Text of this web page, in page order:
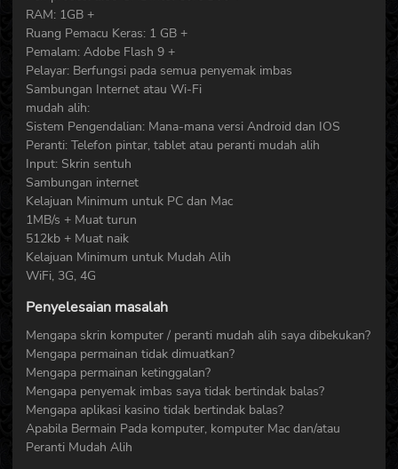
RAM: 1GB +
Ruang Pemacu Keras: 1 GB +
Pemalam: Adobe Flash 9 +
Pelayar: Berfungsi pada semua penyemak imbas
Sambungan Internet atau Wi-Fi
mudah alih:
Sistem Pengendalian: Mana-mana versi Android dan IOS
Peranti: Telefon pintar, tablet atau peranti mudah alih
Input: Skrin sentuh
Sambungan internet
Kelajuan Minimum untuk PC dan Mac
1MB/s + Muat turun
512kb + Muat naik
Kelajuan Minimum untuk Mudah Alih
WiFi, 3G, 4G
Penyelesaian masalah
Mengapa skrin komputer / peranti mudah alih saya dibekukan?
Mengapa permainan tidak dimuatkan?
Mengapa permainan ketinggalan?
Mengapa penyemak imbas saya tidak bertindak balas?
Mengapa aplikasi kasino tidak bertindak balas?
Apabila Bermain Pada komputer, komputer Mac dan/atau
Peranti Mudah Alih